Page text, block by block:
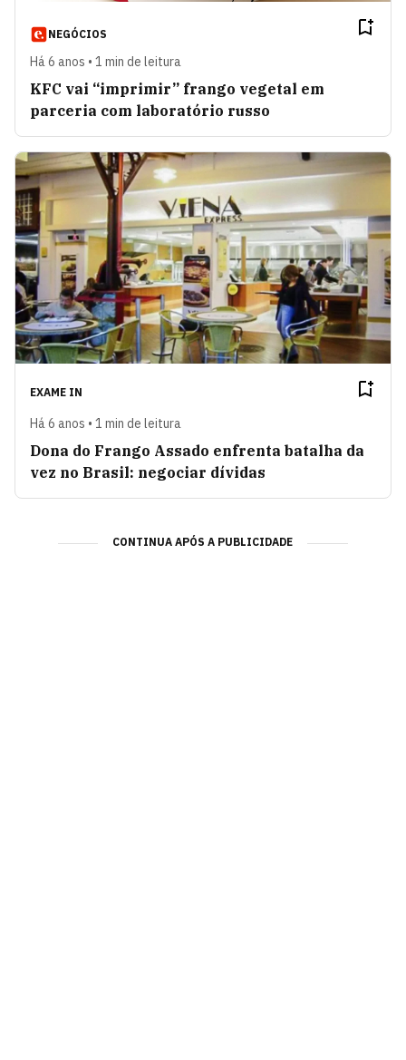
NEGÓCIOS
Há 6 anos • 1 min de leitura
KFC vai “imprimir” frango vegetal em
parceria com laboratório russo
EXAME IN
Há 6 anos • 1 min de leitura
Dona do Frango Assado enfrenta batalha da
vez no Brasil: negociar dívidas
CONTINUA APÓS A PUBLICIDADE